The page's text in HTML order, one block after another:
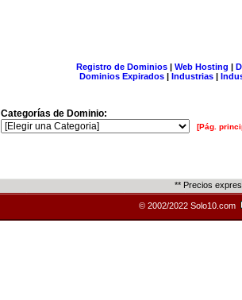
Registro de Dominios| Web Hosting |
Dominios Expirados | Industrias |
Categorías de Dominio:
[Pág.
** Precios
© 2002/2022 Solo10.com